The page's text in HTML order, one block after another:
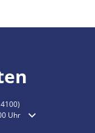
)
Uhr